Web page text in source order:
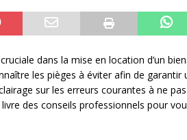
dans la mise en location d’un
les pièges à éviter afin de garantir
sur les erreurs courantes à ne
des conseils professionnels pour